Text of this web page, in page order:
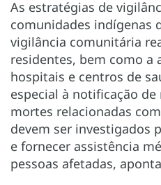
As estratégias de
comunidades indígenas
vigilância comunitária
residentes, bem como a
hospitais e centros de
especial à notificação
mortes relacionadas
devem ser investigados
e fornecer assistência
pessoas afetadas,